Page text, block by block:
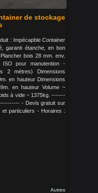
de stockage
: Impécapble Container
garanti étanche, en bon
bois 28 mm. env.
pour manutention -
2 mètres) Dimensions
en hauteur Dimensions
en hauteur Volume ~
à vide ~ 1375kg. -------
- Devis gratuit sur
et particuliers - Horaires :
Autres